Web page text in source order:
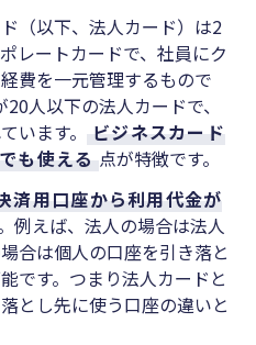
（以下、法人カード）は2
レートカードで、社員にク
費を一元管理するもので
人以下の法人カードで、
います。
ビジネスカード
も使える 点が特徴です。
済用口座から利用代金が
例えば、法人の場合は法人
合は個人の口座を引き落と
です。つまり法人カードと
とし先に使う口座の違いと